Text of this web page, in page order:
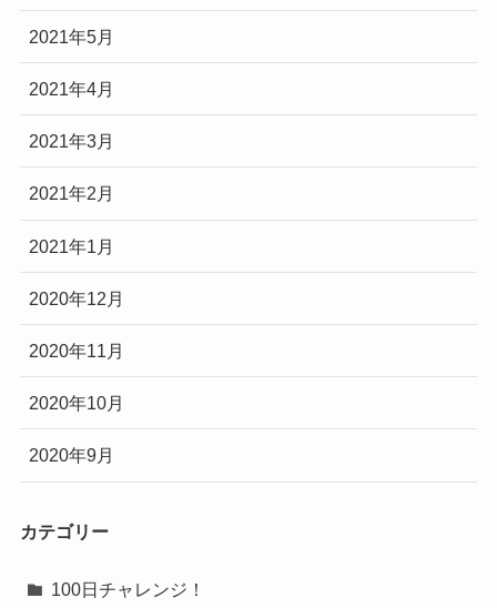
2021年5月
2021年4月
2021年3月
2021年2月
2021年1月
2020年12月
2020年11月
2020年10月
2020年9月
カテゴリー
100日チャレンジ！